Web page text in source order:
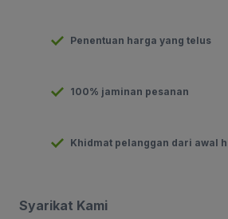
Penentuan harga yang telus
100% jaminan pesanan
Khidmat pelanggan dari awal
Syarikat Kami